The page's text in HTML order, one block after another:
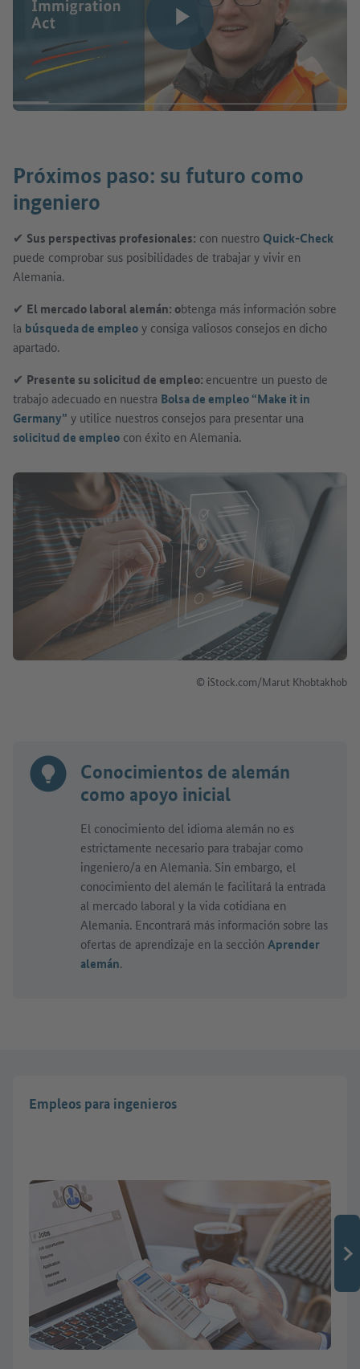
Reproducir vídeo
© iStock.com/Marut Khobtakhob
Próximos paso: su futuro como
ingeniero
✔ Sus perspectivas profesionales: con nuestro Quick-Check
puede comprobar sus posibilidades de trabajar y vivir en
Alemania.
✔ El mercado laboral alemán: obtenga más información sobre
la búsqueda de empleoy consiga valiosos consejos en dicho
apartado.
✔ Presente su solicitud de empleo: encuentre un puesto de
trabajo adecuado en nuestra Bolsa de empleo “Make it in
Germany” y utilice nuestros consejos para presentar una
solicitud de empleo con éxito en Alemania.
Conocimientos de alemán
como apoyo inicial
El conocimiento del idioma alemán no es
estrictamente necesario para trabajar como
ingeniero/a en Alemania. Sin embargo, el
conocimiento del alemán le facilitará la entrada
al mercado laboral y la vida cotidiana en
Alemania. Encontrará más información sobre las
ofertas de aprendizaje en la sección Aprender
alemán.
Empleos para ingenieros